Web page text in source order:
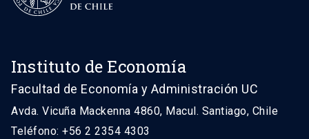
Instituto de Economía
Facultad de Economía y Administración UC
Avda. Vicuña Mackenna 4860, Macul. Santiago, Chile
Teléfono: +56 2 2354 4303